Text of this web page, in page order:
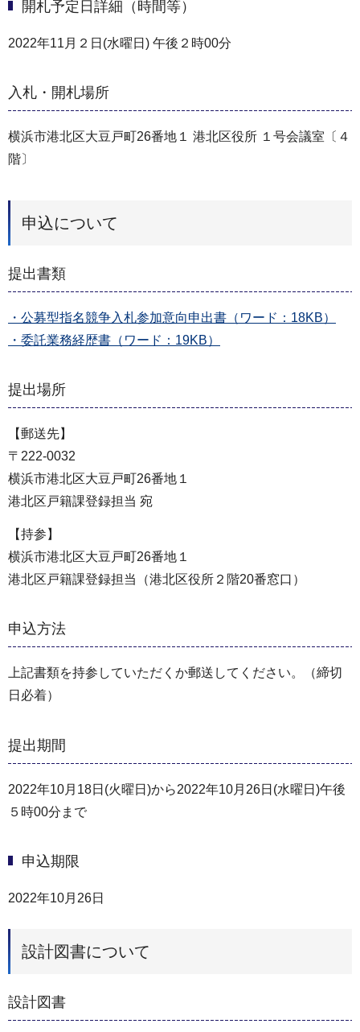
開札予定日詳細（時間等）
2022年11月２日(水曜日) 午後２時00分
入札・開札場所
横浜市港北区大豆戸町26番地１ 港北区役所 １号会議室〔４
階〕
申込について
提出書類
・公募型指名競争入札参加意向申出書（ワード：18KB）
・委託業務経歴書（ワード：19KB）
提出場所
【郵送先】
〒222-0032
横浜市港北区大豆戸町26番地１
港北区戸籍課登録担当 宛
【持参】
横浜市港北区大豆戸町26番地１
港北区戸籍課登録担当（港北区役所２階20番窓口）
申込方法
上記書類を持参していただくか郵送してください。（締切
日必着）
提出期間
2022年10月18日(火曜日)から2022年10月26日(水曜日)午後
５時00分まで
申込期限
2022年10月26日
設計図書について
設計図書